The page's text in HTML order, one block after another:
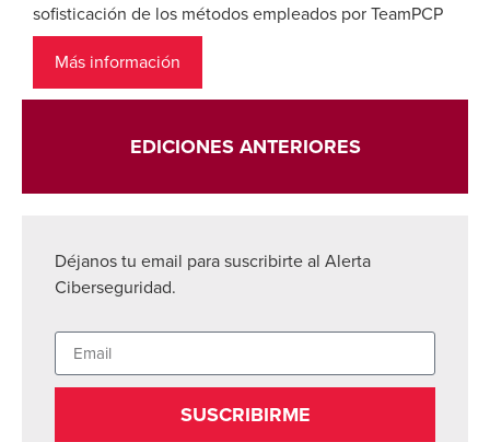
sofisticación de los métodos empleados por TeamPCP
Más información
EDICIONES ANTERIORES
Déjanos tu email para suscribirte al Alerta
Ciberseguridad.
SUSCRIBIRME